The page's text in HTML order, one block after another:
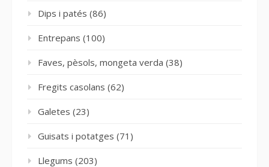
Dips i patés (86)
Entrepans (100)
Faves, pèsols, mongeta verda (38)
Fregits casolans (62)
Galetes (23)
Guisats i potatges (71)
Llegums (203)